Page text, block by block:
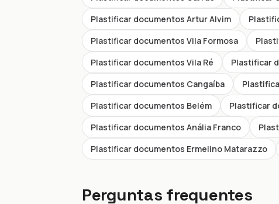
Plastificar documentos Artur Alvim
Plastificar documentos Vila Formosa
Plastificar documentos Vila Ré
Plastificar
Plastificar documentos Cangaíba
Plastificar documentos Belém
Plastificar
Plastificar documentos Anália Franco
Plastificar documentos Ermelino Matarazzo
Perguntas frequentes